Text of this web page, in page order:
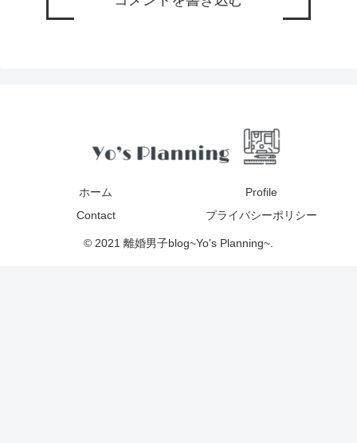
ホーム
Profile
Contact
プライバシーポリシー
© 2021 離婚男子blog~Yo's Planning~.